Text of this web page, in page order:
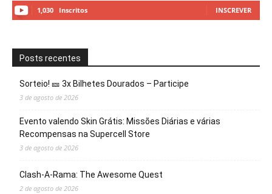
1,030 Inscritos INSCREVER
Posts recentes
Sorteio! 🎫 3x Bilhetes Dourados – Participe
3 de agosto de 2026
Evento valendo Skin Grátis: Missões Diárias e várias
Recompensas na Supercell Store
3 de agosto de 2026
Clash-A-Rama: The Awesome Quest
2 de agosto de 2026